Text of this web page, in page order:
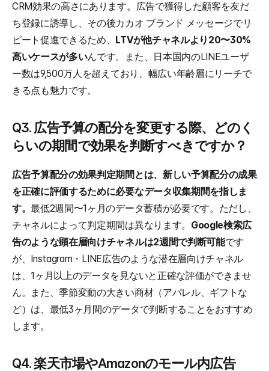
CRM効果の高さにあります。広告で獲得した顧客を友だ
ち登録に誘導し、その後カカオ ブランド メッセージでリ
ピート促進できるため、 LTVが他チャネルより20〜30%
高いケースが多いんです。また、日本国内のLINEユーザ
ー数は9,500万人を超えており、幅広い年齢層にリーチで
きる点も魅力です。
Q3. 広告予算の配分を変更する際、どのく
らいの期間で効果を判断すべきですか？
広告予算配分の効果判定期間とは、新しい予算配分の成果
を正確に評価するために必要なデータ収集期間を指しま
す。最低2週間〜1ヶ月のデータ蓄積が必要です。ただし、
チャネルによって判定期間は異なります。 Google検索広
告のような顕在層向けチャネルは2週間で判断可能です
が、Instagram・LINE広告のような潜在層向けチャネル
は、1ヶ月以上のデータを見ないと正確な評価ができませ
ん。また、季節変動の大きい商材（アパレル、ギフトな
ど）は、最低3ヶ月間のデータで判断することをおすすめ
します。
Q4. 楽天市場やAmazonのモール内広告